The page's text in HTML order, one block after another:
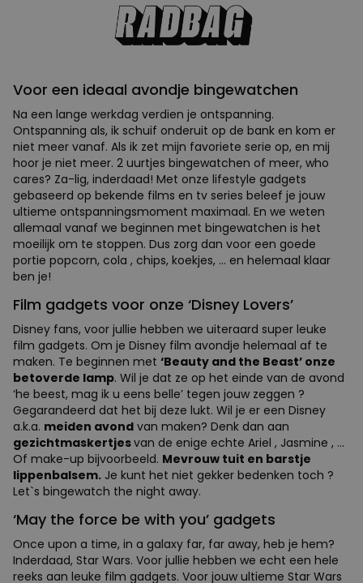
Voor een ideaal avondje bingewatchen
Na een lange werkdag verdien je ontspanning.
Ontspanning als, ik schuif onderuit op de bank en kom er
niet meer vanaf. Als ik zet mijn favoriete serie op, en mij
hoor je niet meer. 2 uurtjes bingewatchen of meer, who
cares? Za-lig, inderdaad! Met onze lifestyle gadgets
gebaseerd op bekende films en tv series beleef je jouw
ultieme ontspanningsmoment maximaal. En we weten
allemaal vanaf we beginnen met bingewatchen is het
moeilijk om te stoppen. Dus zorg dan voor een goede
portie popcorn, cola , chips, koekjes, ... en helemaal klaar
ben je!
Film gadgets voor onze ‘Disney Lovers’
Disney fans, voor jullie hebben we uiteraard super leuke
film gadgets. Om je Disney film avondje helemaal af te
maken. Te beginnen met ‘Beauty and the Beast’ onze
betoverde lamp. Wil je dat ze op het einde van de avond
‘he beest, mag ik u eens belle’ tegen jouw zeggen ?
Gegarandeerd dat het bij deze lukt. Wil je er een Disney
a.k.a. meiden avond van maken? Denk dan aan
gezichtmaskertjesvan de enige echte Ariel , Jasmine , ...
Of make-up bijvoorbeeld. Mevrouw tuit en barstje
lippenbalsem. Je kunt het niet gekker bedenken toch ?
Let`s bingewatch the night away.
‘May the force be with you’ gadgets
Once upon a time, in a galaxy far, far away, heb je hem?
Inderdaad, Star Wars. Voor jullie hebben we echt een hele
reeks aan leuke film gadgets. Voor jouw ultieme Star Wars